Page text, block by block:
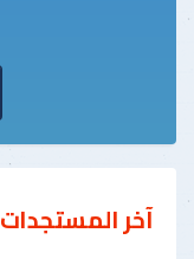
آخر المستجدات